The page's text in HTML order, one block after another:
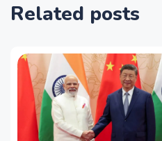
Related posts